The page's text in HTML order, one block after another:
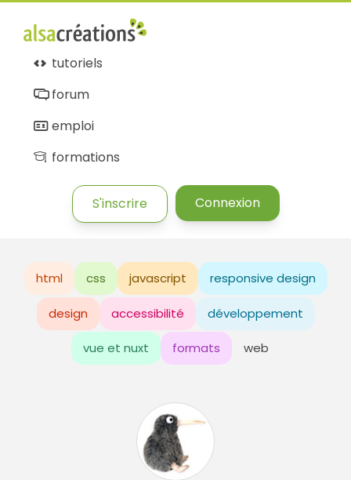
tutoriels
forum
emploi
formations
S'inscrire Connexion
html css javascript responsive design
design accessibilité développement
vue et nuxt formats web